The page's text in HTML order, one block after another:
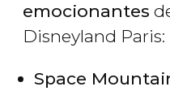
emocionantes
Disneyland Paris:
Space